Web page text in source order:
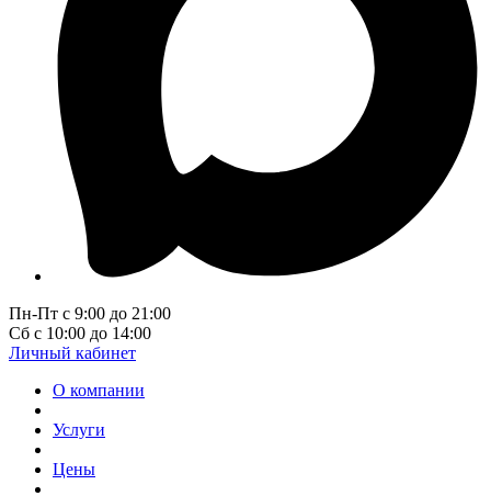
Пн-Пт с 9:00 до 21:00
Сб с 10:00 до 14:00
Личный кабинет
О компании
Услуги
Цены